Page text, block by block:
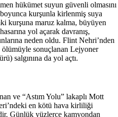
hükümet suyun güvenli olmasını
kurşunla kirlenmiş suya
kurşuna maruz kalma, büyüyen
yol açarak davranış,
neden oldu. Flint Nehri’nden
ölümüyle sonuçlanan Lejyoner
salgınına da yol açtı.
ve “Astım Yolu” lakaplı Mott
en kötü hava kirliliği
Günlük yüzlerce kamyondan